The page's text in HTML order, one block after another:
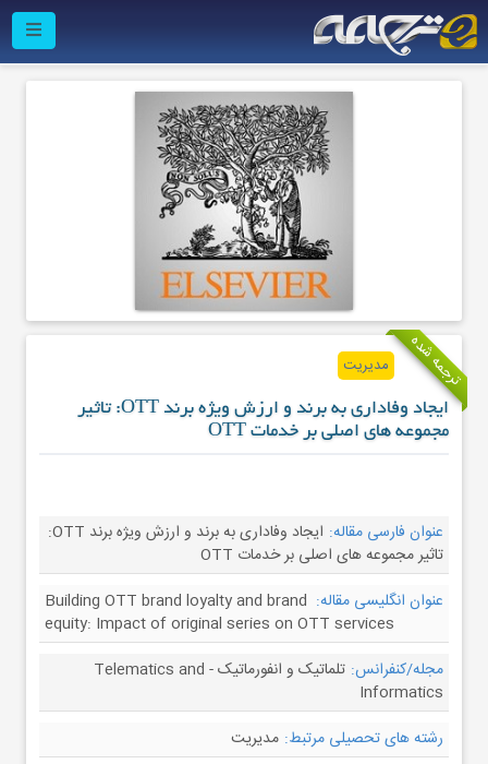
ترجمه شده مدیریت
ایجاد وفاداری به برند و ارزش ویژه برند OTT: تاثیر
مجموعه های اصلی بر خدمات OTT
عنوان فارسی مقاله:
ایجاد وفاداری به برند و ارزش ویژه برند OTT:
تاثیر مجموعه های اصلی بر خدمات OTT
عنوان انگلیسی مقاله: Building OTT brand loyalty and brand
equity: Impact of original series on OTT services
مجله/کنفرانس:
تلماتیک و انفورماتیک - Telematics and
Informatics
رشته های تحصیلی مرتبط: مدیریت